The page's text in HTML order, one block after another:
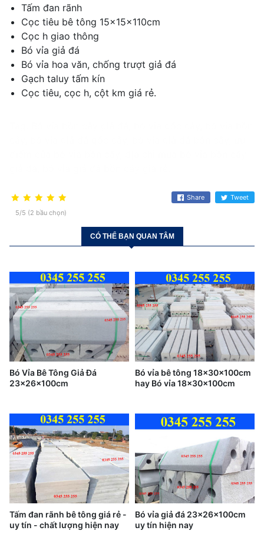
Tấm đan rãnh
Cọc tiêu bê tông 15x15x110cm
Cọc h giao thông
Bó vỉa giả đá
Bó vỉa hoa văn, chống trượt giả đá
Gạch taluy tấm kín
Cọc tiêu, cọc h, cột km giá rẻ.
5/5 (2 bầu chọn)
Share Tweet
CÓ THỂ BẠN QUAN TÂM
Bó Vỉa Bê Tông Giả Đá
23x26x100cm
Bó vỉa bê tông 18x30x100cm
hay Bó vỉa 18x30x100cm
Tấm đan rãnh bê tông giá rẻ -
uy tín - chất lượng hiện nay
Bó vỉa giả đá 23x26x100cm
uy tín hiện nay